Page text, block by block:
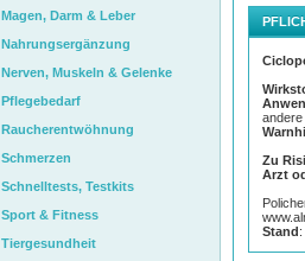
Mit
allen
Im
andere
Zu
Arzt
Stand
Magen, Darm & Leber
Nahrungsergänzung
Nerven, Muskeln & Gelenke
Pflegebedarf
Raucherentwöhnung
Schmerzen
Schnelltests, Testkits
Sport & Fitness
Tiergesundheit